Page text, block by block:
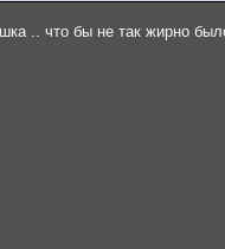
.. что бы не так жирно